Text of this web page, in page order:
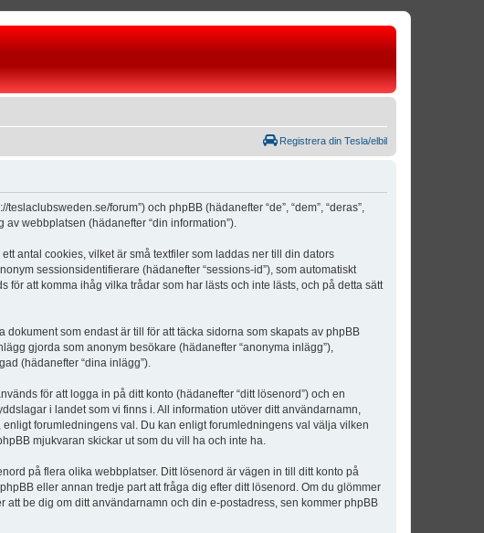
Registrera din Tesla/elbil
forum”) och phpBB (hädanefter “de”, “dem”, “deras”,
av webbplatsen (hädanefter “din information”).
antal cookies, vilket är små textfiler som laddas ner till din dators
sessionsidentifierare (hädanefter “sessions-id”), som automatiskt
att komma ihåg vilka trådar som har lästs och inte lästs, och på detta sätt
som endast är till för att täcka sidorna som skapats av phpBB
gjorda som anonym besökare (hädanefter “anonyma inlägg”),
(hädanefter “dina inlägg”).
för att logga in på ditt konto (hädanefter “ditt lösenord”) och en
i landet som vi finns i. All information utöver ditt användarnamn,
forumledningens val. Du kan enligt forumledningens val välja vilken
mjukvaran skickar ut som du vill ha och inte ha.
på flera olika webbplatser. Ditt lösenord är vägen in till ditt konto på
eller annan tredje part att fråga dig efter ditt lösenord. Om du glömmer
be dig om ditt användarnamn och din e-postadress, sen kommer phpBB